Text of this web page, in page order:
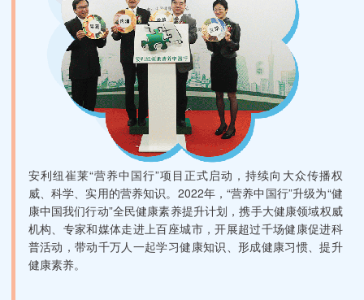
安利纽崔莱“营养中国行”项目正式启动，持续向大众传播权
威、科学、实用的营养知识。2022年，“营养中国行”升级为“健
康中国我们行动”全民健康素养提升计划，携手大健康领域权威
机构、专家和媒体走进上百座城市，开展超过千场健康促进科
普活动，带动千万人一起学习健康知识、形成健康习惯、提升
健康素养。